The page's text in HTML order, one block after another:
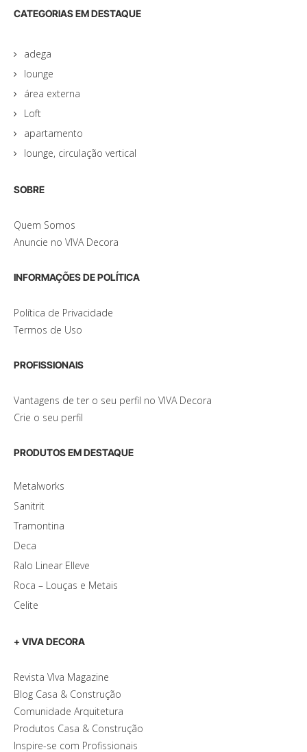
CATEGORIAS EM DESTAQUE
adega
lounge
área externa
Loft
apartamento
lounge, circulação vertical
SOBRE
Quem Somos
Anuncie no VIVA Decora
INFORMAÇÕES DE POLÍTICA
Política de Privacidade
Termos de Uso
PROFISSIONAIS
Vantagens de ter o seu perfil no VIVA Decora
Crie o seu perfil
PRODUTOS EM DESTAQUE
Metalworks
Sanitrit
Tramontina
Deca
Ralo Linear Elleve
Roca – Louças e Metais
Celite
+ VIVA DECORA
Revista VIva Magazine
Blog Casa & Construção
Comunidade Arquitetura
Produtos Casa & Construção
Inspire-se com Profissionais